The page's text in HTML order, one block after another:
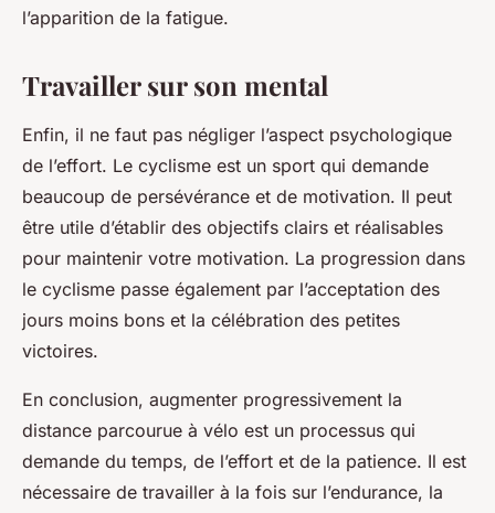
l’apparition de la fatigue.
Travailler sur son mental
Enfin, il ne faut pas négliger l’aspect psychologique
de l’effort. Le cyclisme est un sport qui demande
beaucoup de persévérance et de motivation. Il peut
être utile d’établir des objectifs clairs et réalisables
pour maintenir votre motivation. La progression dans
le cyclisme passe également par l’acceptation des
jours moins bons et la célébration des petites
victoires.
En conclusion, augmenter progressivement la
distance parcourue à vélo est un processus qui
demande du temps, de l’effort et de la patience. Il est
nécessaire de travailler à la fois sur l’endurance, la